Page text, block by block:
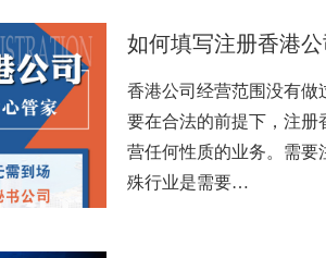
如何填写注册香港
香港公司经营范围没有做
要在合法的前提下，注册
营任何性质的业务。需要
殊行业是需要…